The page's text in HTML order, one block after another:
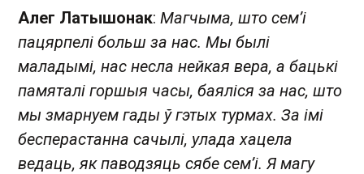
Алег Латышонак: Магчыма, што сем’і
пацярпелі больш за нас. Мы былі
маладымі, нас несла нейкая вера, а бацькі
памяталі горшыя часы, баяліся за нас, што
мы змарнуем гады ў гэтых турмах. За імі
бесперастанна сачылі, улада хацела
ведаць, як паводзяць сябе сем’і. Я магу